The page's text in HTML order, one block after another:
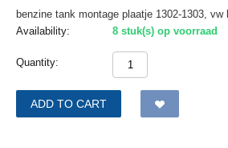
benzine tank montage plaatje 1302-1303, vw
Availability:
8 stuk(s) op voorraad
Quantity:
ADD TO CART